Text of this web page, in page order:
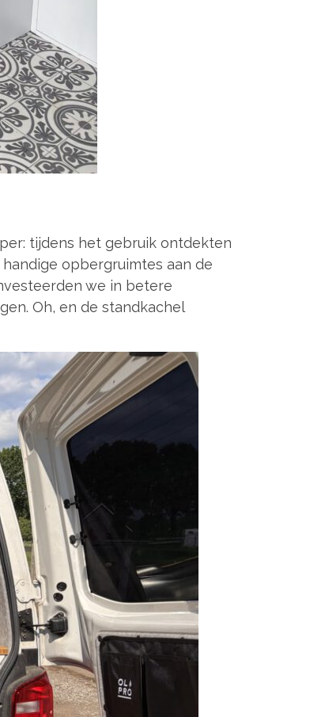
tijdens het gebruik ontdekten
opbergruimtes aan de
we in betere
Oh, en de standkachel